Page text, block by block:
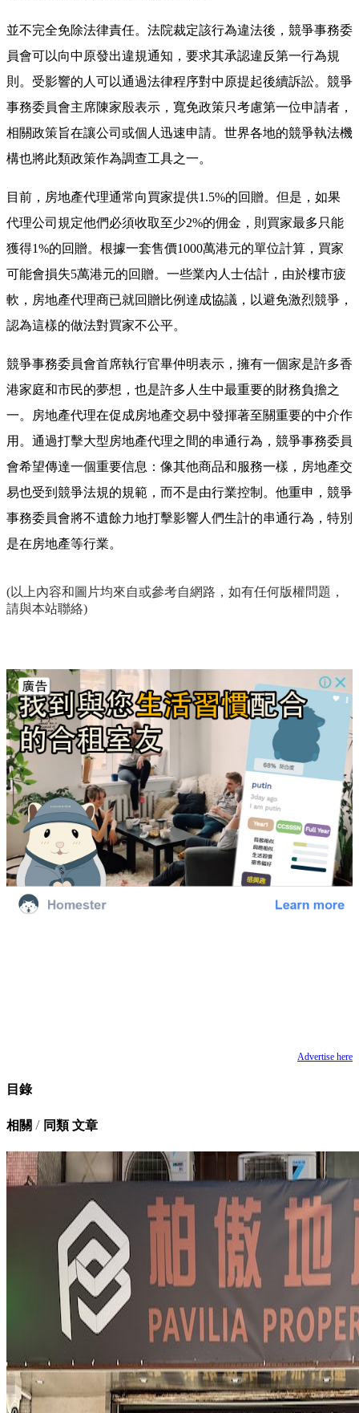
並不完全免除法律責任。法院裁定該行為違法後，競爭事務委
員會可以向中原發出違規通知，要求其承認違反第一行為規
則。受影響的人可以通過法律程序對中原提起後續訴訟。競爭
事務委員會主席陳家殷表示，寬免政策只考慮第一位申請者，
相關政策旨在讓公司或個人迅速申請。世界各地的競爭執法機
構也將此類政策作為調查工具之一。
目前，房地產代理通常向買家提供1.5%的回贈。但是，如果
代理公司規定他們必須收取至少2%的佣金，則買家最多只能
獲得1%的回贈。根據一套售價1000萬港元的單位計算，買家
可能會損失5萬港元的回贈。一些業內人士估計，由於樓市疲
軟，房地產代理商已就回贈比例達成協議，以避免激烈競爭，
認為這樣的做法對買家不公平。
競爭事務委員會首席執行官畢仲明表示，擁有一個家是許多香
港家庭和市民的夢想，也是許多人生中最重要的財務負擔之
一。房地產代理在促成房地產交易中發揮著至關重要的中介作
用。通過打擊大型房地產代理之間的串通行為，競爭事務委員
會希望傳達一個重要信息：像其他商品和服務一樣，房地產交
易也受到競爭法規的規範，而不是由行業控制。他重申，競爭
事務委員會將不遺餘力地打擊影響人們生計的串通行為，特別
是在房地產等行業。
(以上內容和圖片均來自或參考自網路，如有任何版權問題，
請與本站聯絡)
Advertise here
目錄
相關 / 同類 文章